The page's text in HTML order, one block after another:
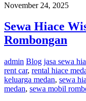
November 24, 2025
Sewa Hiace
Rombongan
admin Blog jasa sewa
rent car, rental hiace
keluarga medan, sewa
medan, sewa mobil